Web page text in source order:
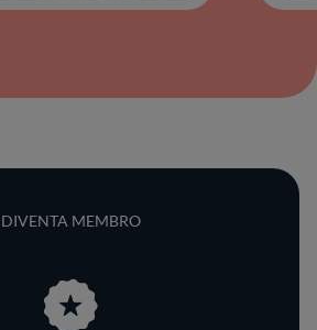
DIVENTA MEMBRO